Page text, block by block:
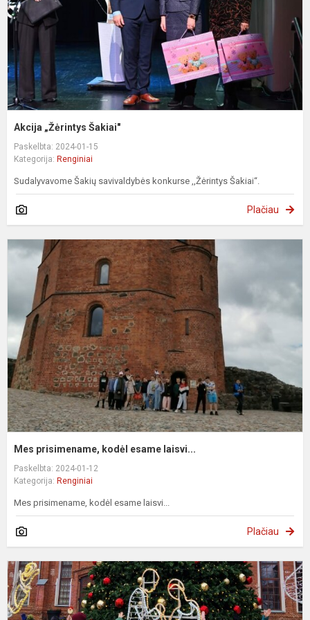
Akcija „Žėrintys Šakiai"
Paskelbta: 2024-01-15
Kategorija: Renginiai
Sudalyvavome Šakių savivaldybės konkurse ,,Žėrintys Šakiai“.
Plačiau
Mes prisimename, kodėl esame laisvi...
Paskelbta: 2024-01-12
Kategorija: Renginiai
Mes prisimename, kodėl esame laisvi...
Plačiau